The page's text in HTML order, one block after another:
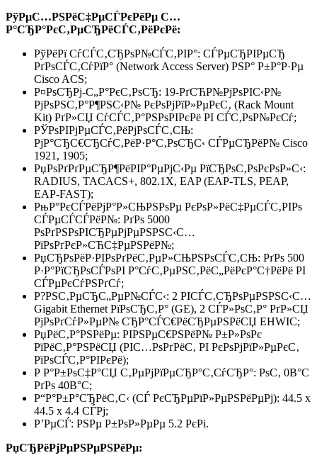
РўРµС…РЅРёС‡РµСЃРєРёРµ С…
Р°СЂР°РєС‚РµСЂРёСЃС‚РёРєРё:
РўРёРї СѓСЃС‚СЂРѕР№СЃС‚РІР°: СЃРµСЂРІРµСЂ
РґРѕСЃС‚СѓРїР° (Network Access Server) РЅР° Р±Р°Р·Рµ
Cisco ACS;
Р¤РѕСЂРј-С„Р°РєС‚РѕСЂ: 19-РґСЋР№РјРѕРІС‹Р№
РјРѕРЅС‚Р°Р¶РЅС‹Р№ РєРѕРјРїР»РµРєС‚ (Rack Mount
Kit) РґР»СЏ СѓСЃС‚Р°РЅРѕРІРєРё РІ СЃС‚РѕР№РєСѓ;
РЎРѕРІРјРµСЃС‚РёРјРѕСЃС‚СЊ:
РјР°СЂС€СЂСѓС‚РёР·Р°С‚РѕСЂС‹ СЃРµСЂРёР№ Cisco
1921, 1905;
РџРѕРґРґРµСЂР¶РёРІР°РµРјС‹Рµ РїСЂРѕС‚РѕРєРѕР»С‹:
RADIUS, TACACS+, 802.1X, EAP (EAP-TLS, PEAP,
EAP-FAST);
РњР°РєСЃРёРјР°Р»СЊРЅРѕРµ РєРѕР»РёС‡РµСЃС‚РІРѕ
СЃРµСЃСЃРёР№: РґРѕ 5000
РѕРґРЅРѕРІСЂРµРјРµРЅРЅС‹С…
РїРѕРґРєР»СЋС‡РµРЅРёР№;
РџСЂРѕРёР·РІРѕРґРёС‚РµР»СЊРЅРѕСЃС‚СЊ: РґРѕ 500
Р·Р°РїСЂРѕСЃРѕРІ Р°СѓС‚РµРЅС‚РёС„РёРєР°С†РёРё РІ
СЃРµРєСѓРЅРґСѓ;
Р?РЅС‚РµСЂС„РµР№СЃС‹: 2 РІСЃС‚СЂРѕРµРЅРЅС‹С…
Gigabit Ethernet РїРѕСЂС‚Р° (GE), 2 СЃР»РѕС‚Р° РґР»СЏ
РјРѕРґСѓР»РµР№ СЂР°СЃС€РёСЂРµРЅРёСЏ EHWIC;
РџРёС‚Р°РЅРёРµ: РІРЅРµС€РЅРёР№ Р±Р»РѕРє
РїРёС‚Р°РЅРёСЏ (РІС…РѕРґРёС‚ РІ РєРѕРјРїР»РµРєС‚
РїРѕСЃС‚Р°РІРєРё);
Р Р°Р±РѕС‡Р°СЏ С‚РµРјРїРµСЂР°С‚СѓСЂР°: РѕС‚ 0В°C
РґРѕ 40В°C;
Р“Р°Р±Р°СЂРёС‚С‹ (СЃ РєСЂРµРїР»РµРЅРёРµРј): 44.5 x
44.5 x 4.4 СЃРј;
Р’РµСЃ: РЅРµ Р±РѕР»РµРµ 5.2 РєРі.
РџСЂРёРјРµРЅРµРЅРёРµ: